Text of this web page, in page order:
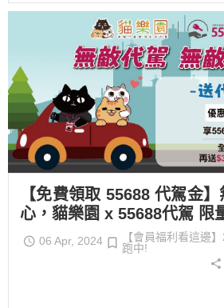
【免費領取 55688 代駕金
心，貓樂園 x 55688代駕 限
06 Apr, 2024
【會員福利看這邊
跑中!